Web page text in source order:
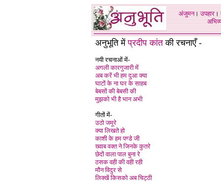
अंजुमन।उपहार।
अनुभूति मेंप्रदीप कांतकी रचनाएँ -
नयी रचनाओं में-
अगली कारगुजारी में
अब करें भी हम दुआ क्या
घाटों के ना घर के साहब
बेबसों की बेबसी की
मुझको भी है भान अभी
गीतों में-
उठो जमूरे
क्या लिखते हो
काशी के हम पण्डे जी
ख्वाब वक्त ने जिनके कुतरे
छेदों वाला पाल बुना रे
ठसक वही की वही रही
मौन विदुर से
लिक्खें किसको अब चिट्ठी